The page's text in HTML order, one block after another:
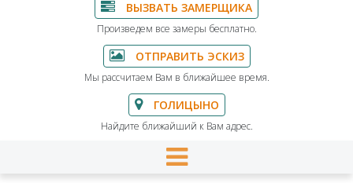
ВЫЗВАТЬ ЗАМЕРЩИКА
Произведем все замеры бесплатно.
ОТПРАВИТЬ ЭСКИЗ
Мы рассчитаем Вам в ближайшее время.
ГОЛИЦЫНО
Найдите ближайший к Вам адрес.